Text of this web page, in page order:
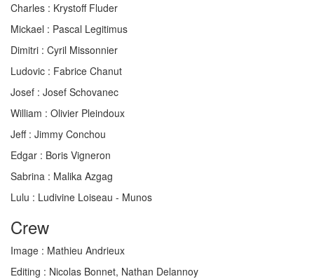
Charles : Krystoff Fluder
Mickael : Pascal Legitimus
Dimitri : Cyril Missonnier
Ludovic : Fabrice Chanut
Josef : Josef Schovanec
William : Olivier Pleindoux
Jeff : Jimmy Conchou
Edgar : Boris Vigneron
Sabrina : Malika Azgag
Lulu : Ludivine Loiseau - Munos
Crew
Image : Mathieu Andrieux
Editing : Nicolas Bonnet, Nathan Delannoy